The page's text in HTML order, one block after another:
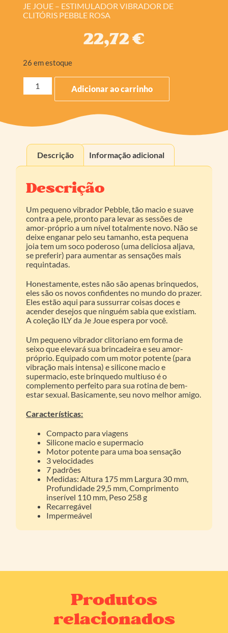
JE JOUE – ESTIMULADOR VIBRADOR DE
CLITÓRIS PEBBLE ROSA
22,72€
26 em estoque
Adicionar ao carrinho
Descrição Informação adicional
Descrição
Um pequeno vibrador Pebble, tão macio e suave
contra a pele, pronto para levar as sessões de
amor-próprio a um nível totalmente novo. Não se
deixe enganar pelo seu tamanho, esta pequena
joia tem um soco poderoso (uma deliciosa aljava,
se preferir) para aumentar as sensações mais
requintadas.
Honestamente, estes não são apenas brinquedos,
eles são os novos confidentes no mundo do prazer.
Eles estão aqui para sussurrar coisas doces e
acender desejos que ninguém sabia que existiam.
A coleção ILY da Je Joue espera por você.
Um pequeno vibrador clitoriano em forma de
seixo que elevará sua brincadeira e seu amor-
próprio. Equipado com um motor potente (para
vibração mais intensa) e silicone macio e
supermacio, este brinquedo multiuso é o
complemento perfeito para sua rotina de bem-
estar sexual. Basicamente, seu novo melhor amigo.
Características:
Compacto para viagens
Silicone macio e supermacio
Motor potente para uma boa sensação
3 velocidades
7 padrões
Medidas: Altura 175 mm Largura 30 mm,
Profundidade 29,5 mm, Comprimento
inserível 110 mm, Peso 258 g
Recarregável
Impermeável
Produtos
relacionados